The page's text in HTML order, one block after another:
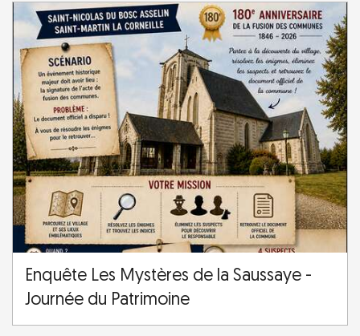
Enquête Les Mystères de la Saussaye -
Journée du Patrimoine